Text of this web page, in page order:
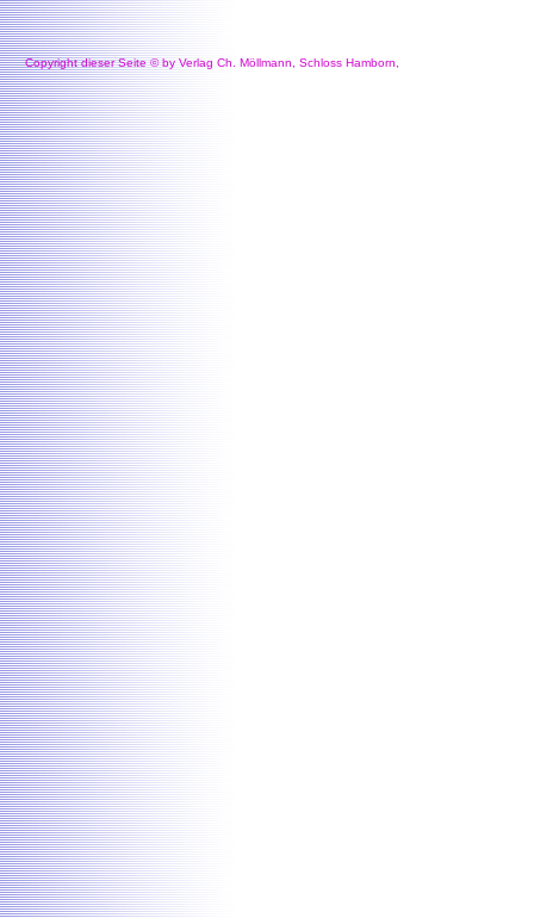
Copyright dieser Seite © by Verlag Ch. Möllmann, Schloss Hamborn,